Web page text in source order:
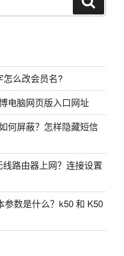
怎么改会员名?
电脑网页版入口网址
何屏蔽？怎样隐藏短信
路由器上网？连接设置
参数是什么？k50 和 K50